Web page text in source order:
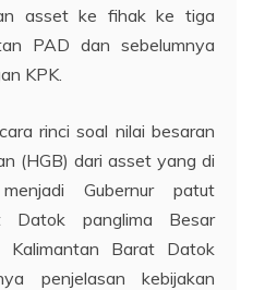
asset ke fihak ke tiga
PAD dan sebelumnya
KPK.
rinci soal nilai besaran
(HGB) dari asset yang di
Gubernur patut
Datok panglima Besar
Kalimantan Barat Datok
penjelasan kebijakan